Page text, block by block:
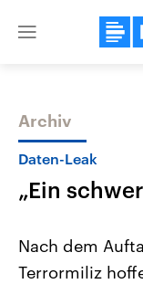
Close
Themen
Archiv
Daten-Leak
„Ein
Nach dem
Terrormiliz